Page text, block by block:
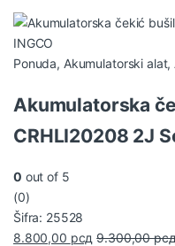
Ponuda, Akumulatorski alat,
Akumulatorska
CRHLI20208 2J
0 out of 5
(0)
Šifra: 25528
8.800,00 рсд 9.300,00